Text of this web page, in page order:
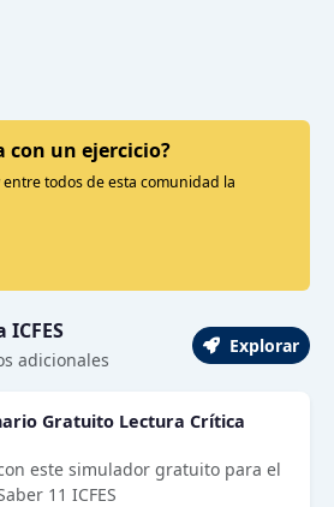
con un ejercicio?
todos de esta comunidad la
adicionales
Explorar
Gratuito Lectura Crítica
este simulador gratuito para el
11 ICFES